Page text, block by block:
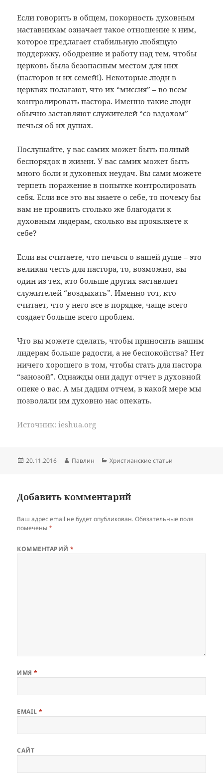
Если говорить в общем, покорность духовным
наставникам означает такое отношение к ним,
которое предлагает стабильную любящую
поддержку, ободрение и работу над тем, чтобы
церковь была безопасным местом для них
(пасторов и их семей!). Некоторые люди в
церквях полагают, что их “миссия” – во всем
контролировать пастора. Именно такие люди
обычно заставляют служителей “со вздохом”
печься об их душах.
Послушайте, у вас самих может быть полный
беспорядок в жизни. У вас самих может быть
много боли и духовных неудач. Вы сами можете
терпеть поражение в попытке контролировать
себя. Если все это вы знаете о себе, то почему бы
вам не проявить столько же благодати к
духовным лидерам, сколько вы проявляете к
себе?
Если вы считаете, что печься о вашей душе – это
великая честь для пастора, то, возможно, вы
один из тех, кто больше других заставляет
служителей “воздыхать”. Именно тот, кто
считает, что у него все в порядке, чаще всего
создает больше всего проблем.
Что вы можете сделать, чтобы приносить вашим
лидерам больше радости, а не беспокойства? Нет
ничего хорошего в том, чтобы стать для пастора
“занозой”. Однажды они дадут отчет в духовной
опеке о вас. А мы дадим отчем, в какой мере мы
позволяли им духовно нас опекать.
Источник: ieshua.org
Опубликовано
20.11.2016 Автор
Павлин Рубрики
Христианские статьи
Добавить комментарий
Ваш адрес email не будет опубликован. Обязательные поля
помечены*
КОММЕНТАРИЙ*
ИМЯ*
EMAIL*
САЙТ